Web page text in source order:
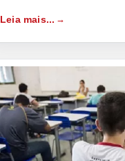
Leia mais...